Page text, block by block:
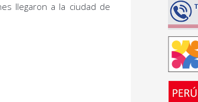
llegaron a la ciudad de